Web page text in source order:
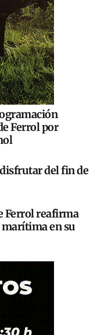
Ferrol por
del fin de
Ferrol reafirma
en su